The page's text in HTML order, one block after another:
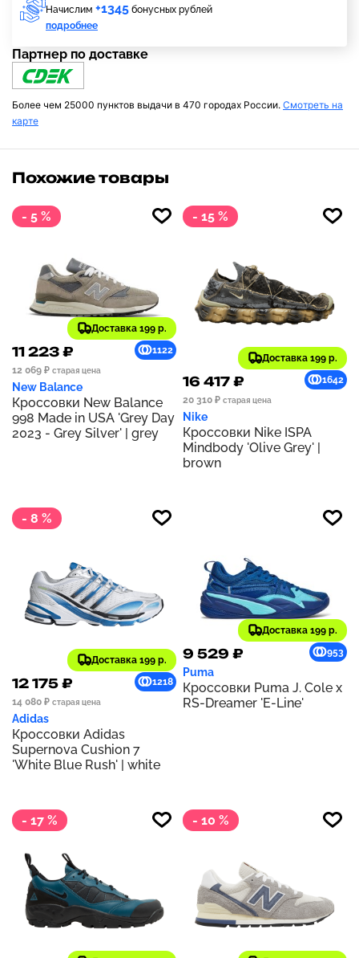
Начислим +1345 бонусных рублей
подробнее
Партнер по доставке
Более чем 25000 пунктов выдачи в 470 городах России. Смотреть на
карте
Похожие товары
- 5 %
Доставка 199 р.
11 223 ₽
1122
12 069 ₽ старая цена
New Balance
Кроссовки New Balance
998 Made in USA 'Grey Day
2023 - Grey Silver' | grey
- 15 %
Доставка 199 р.
16 417 ₽
1642
20 310 ₽ старая цена
Nike
Кроссовки Nike ISPA
Mindbody 'Olive Grey' |
brown
- 8 %
Доставка 199 р.
12 175 ₽
1218
14 080 ₽ старая цена
Adidas
Кроссовки Adidas
Supernova Cushion 7
'White Blue Rush' | white
Доставка 199 р.
9 529 ₽ 953
Puma
Кроссовки Puma J. Cole x
RS-Dreamer 'E-Line'
- 17 % - 10 %